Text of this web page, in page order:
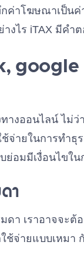
ค่าโฆษณาเป็น
งไร iTAX มีคำ
ออนไลน์ ไม่ว่า
ช้จ่ายในการทำ
ย่อมมีเงื่อนไขใ
า
เราอาจจะต้
ช้จ่ายแบบเหม